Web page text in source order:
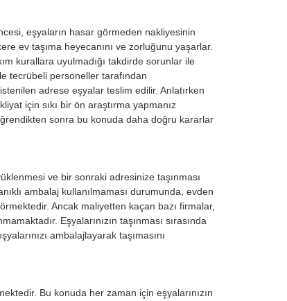
eşyaların hasar görmeden nakliyesinin
ev taşıma heyecanını ve zorluğunu yaşarlar.
kurallara uyulmadığı takdirde sorunlar ile
tecrübeli personeller tarafından
adrese eşyalar teslim edilir. Anlatırken
için sıkı bir ön araştırma yapmanız
sonra bu konuda daha doğru kararlar
ve bir sonraki adresinize taşınması
ambalaj kullanılmaması durumunda, evden
Ancak maliyetten kaçan bazı firmalar,
Eşyalarınızın taşınması sırasında
ambalajlayarak taşımasını
Bu konuda her zaman için eşyalarınızın